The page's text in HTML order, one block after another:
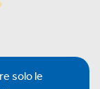
solo le